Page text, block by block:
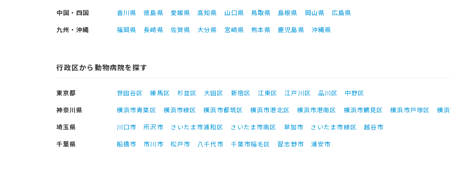
中国・四国
香川県 徳島県 愛媛県 高知県 山口県 鳥取県 島根県 岡山県
広島県
九州・沖縄
福岡県 長崎県 佐賀県 大分県 宮崎県 熊本県 鹿児島県 沖縄県
行政区から動物病院を探す
東京都 世田谷区 練馬区 杉並区 大田区 新宿区 江東区 江戸川区 品川区
中野区
神奈川県
横浜市青葉区 横浜市緑区 横浜市都筑区 横浜市港北区 横浜市港南区 横浜市鶴見区 横浜市戸塚区
横
埼玉県
川口市 所沢市 さいたま市浦和区 さいたま市南区 草加市 さいたま市緑区
越谷市
千葉県
船橋市 市川市 松戸市 八千代市 千葉市稲毛区 習志野市 浦安市